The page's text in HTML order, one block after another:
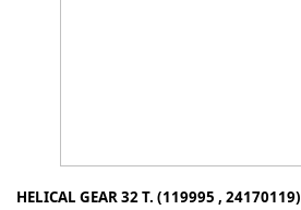
HELICAL GEAR 32 T. (119995 , 24170119)